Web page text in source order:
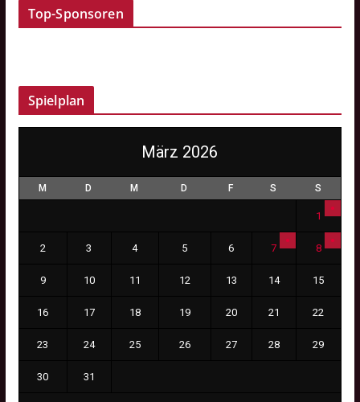
Top-Sponsoren
Spielplan
März 2026
M D M D F S S
1
2 3 4 5 6 7 8
9 10 11 12 13 14 15
16 17 18 19 20 21 22
23 24 25 26 27 28 29
30 31